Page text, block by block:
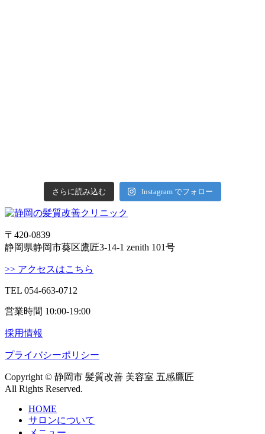
さらに読み込む Instagram でフォロー
〒420-0839
静岡県静岡市葵区鷹匠3-14-1 zenith 101号
>> アクセスはこちら
TEL 054-663-0712
営業時間 10:00-19:00
採用情報
プライバシーポリシー
Copyright © 静岡市 髪質改善 美容室 五感鷹匠
All Rights Reserved.
HOME
サロンについて